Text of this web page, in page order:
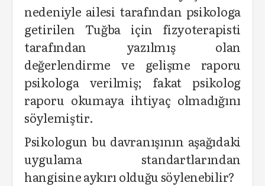
nedeniyle ailesi tarafından psikologa
getirilen Tuğba için fizyoterapisti
tarafından yazılmış olan
değerlendirme ve gelişme raporu
psikologa verilmiş; fakat psikolog
raporu okumaya ihtiyaç olmadığını
söylemiştir.
Psikologun bu davranışının aşağıdaki
uygulama standartlarından
hangisine aykırı olduğu söylenebilir?